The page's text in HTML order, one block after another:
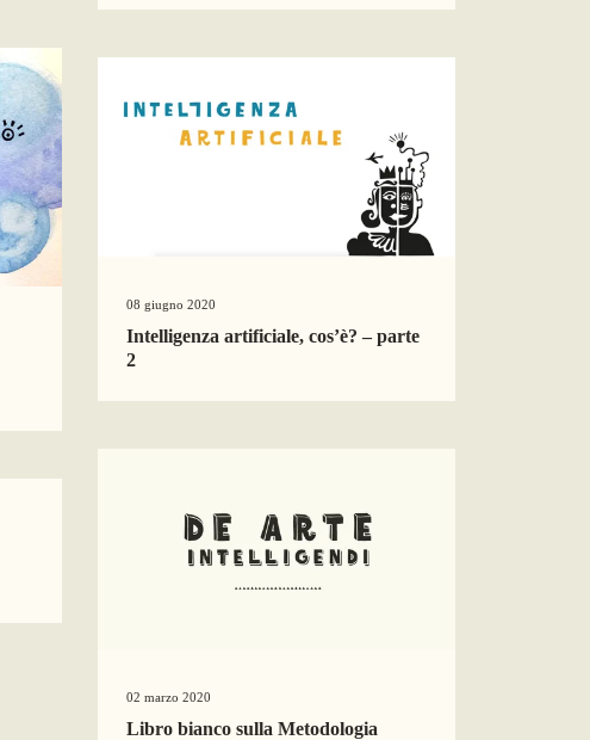
08 giugno 2020
Intelligenza artificiale, cos’è? – parte
2
02 marzo 2020
Libro bianco sulla Metodologia